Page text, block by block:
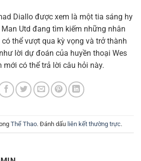
Diallo được xem là một tia sáng hy
Utd đang tìm kiếm những nhân
thể vượt qua kỳ vọng và trở thành
lời dự đoán của huyền thoại Wes
mới có thể trả lời câu hỏi này.
Thể Thao. Đánh dấu liên kết thường trực.